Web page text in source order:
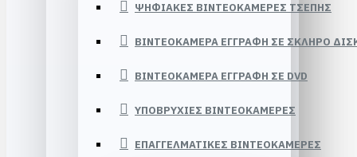
ΨΗΦΙΑΚΕΣ ΒΙΝΤΕΟΚΑΜΕΡΕΣ ΤΣΕΠΗΣ
ΒΙΝΤΕΟΚΑΜΕΡΑ ΕΓΓΡΑΦΗ ΣΕ ΣΚΛΗΡΟ
ΒΙΝΤΕΟΚΑΜΕΡΑ ΕΓΓΡΑΦΗ ΣΕ DVD
ΥΠΟΒΡΥΧΙΕΣ ΒΙΝΤΕΟΚΑΜΕΡΕΣ
ΕΠΑΓΓΕΛΜΑΤΙΚΕΣ ΒΙΝΤΕΟΚΑΜΕΡΕΣ